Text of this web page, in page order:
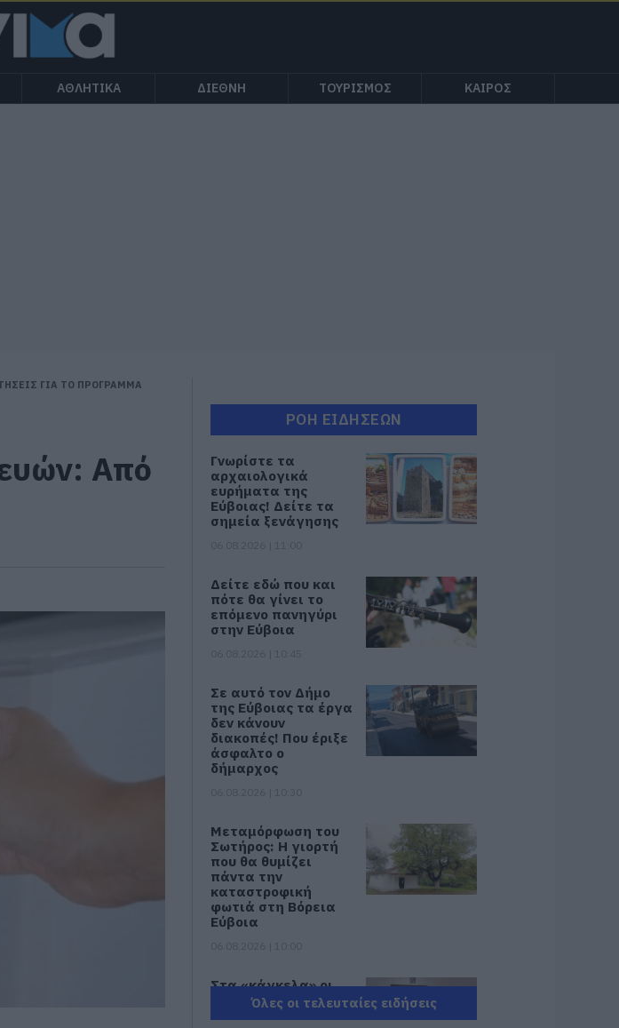
ΑΘΛΗΤΙΚΑ ΔΙΕΘΝΗ ΤΟΥΡΙΣΜΟΣ ΚΑΙΡΟΣ
ΓΙΑ ΤΟ ΠΡΟΓΡΑΜΜΑ
Από
ΡΟΗ ΕΙΔΗΣΕΩΝ
Γνωρίστε τα
αρχαιολογικά
ευρήματα της
Εύβοιας! Δείτε τα
σημεία ξενάγησης
Δείτε εδώ που και
πότε θα γίνει το
επόμενο πανηγύρι
στην Εύβοια
Σε αυτό τον Δήμο
της Εύβοιας τα έργα
δεν κάνουν
διακοπές! Που έριξε
άσφαλτο ο
δήμαρχος
Μεταμόρφωση του
Σωτήρος: Η γιορτή
που θα θυμίζει
πάντα την
καταστροφική
φωτιά στη Βόρεια
Εύβοια
Στα «κάγκελα» οι
δάσκαλοι για τους
διορισμούς: «Η
Όλες οι τελευταίες ειδήσεις